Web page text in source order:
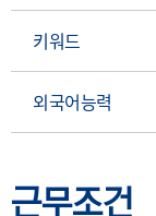
키워드
외국어능력
근무조건